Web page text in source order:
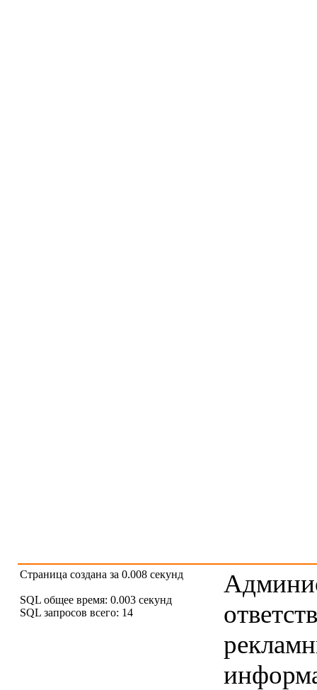
Страница создана за 0.008 секунд
SQL общее время: 0.003 секунд
SQL запросов всего: 14